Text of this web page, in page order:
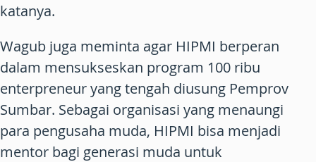
katanya.
Wagub juga meminta agar HIPMI berperan
dalam mensukseskan program 100 ribu
enterpreneur yang tengah diusung Pemprov
Sumbar. Sebagai organisasi yang menaungi
para pengusaha muda, HIPMI bisa menjadi
mentor bagi generasi muda untuk